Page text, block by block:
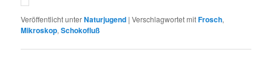
Veröffentlicht unterNaturjugend |Verschlagwortet mitFrosch,
Mikroskop,Schokofluß